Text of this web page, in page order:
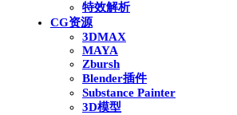
特效解析
CG资源
3DMAX
MAYA
Zbursh
Blender插件
Substance Painter
3D模型